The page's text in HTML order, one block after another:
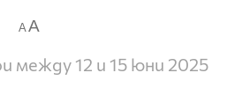
AA
12 и 15 юни 2025